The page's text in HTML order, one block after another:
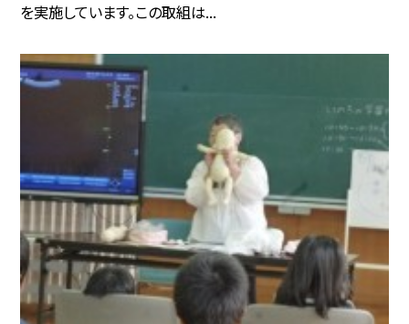
を実施しています。この取組は...